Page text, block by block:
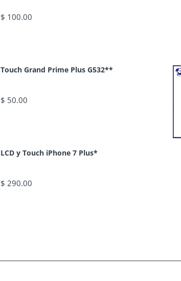
$ 100.00
Touch Grand Prime Plus G532**
$ 50.00
LCD y Touch iPhone 7 Plus*
$ 290.00